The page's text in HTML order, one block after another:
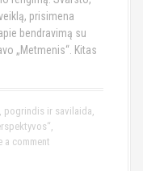
prisimena
bendravimą su
„Metmenis“. Kitas
, pogrindis ir savilaida,
,
a comment